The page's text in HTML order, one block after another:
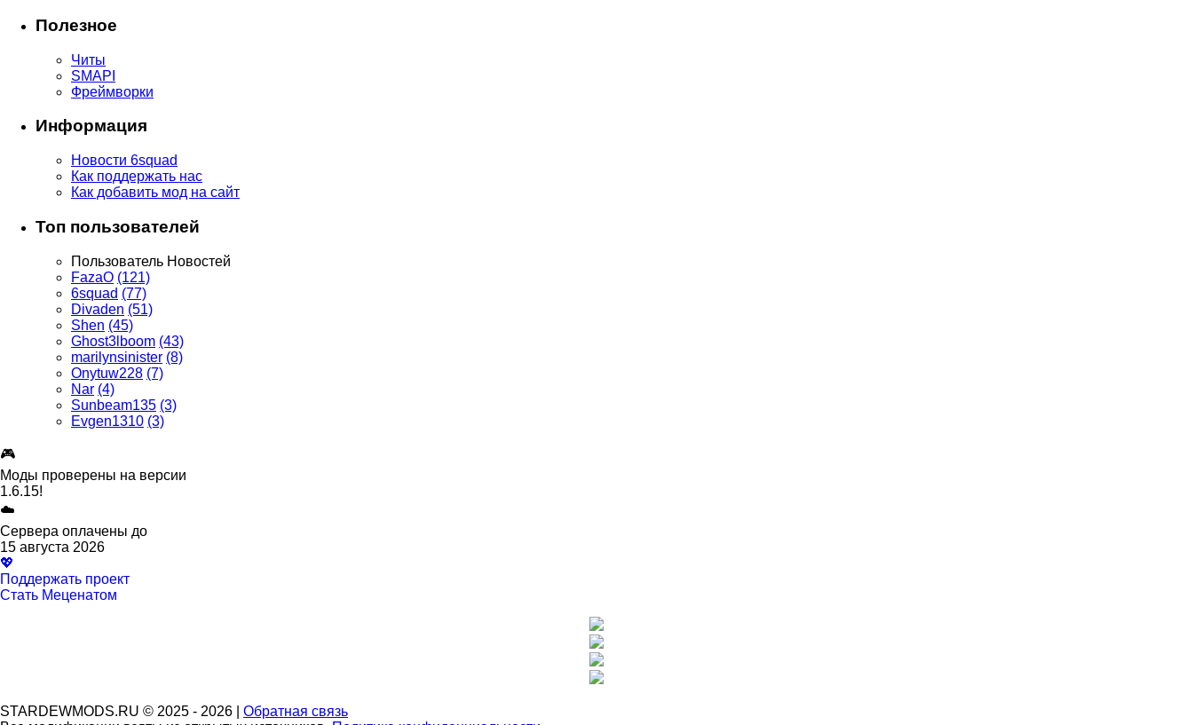
Полезное
Читы
SMAPI
Фреймворки
Информация
Новости 6squad
Как поддержать нас
Как добавить мод на сайт
Топ пользователей
Пользователь Новостей
FazaO (121)
6squad (77)
Divaden (51)
Shen (45)
Ghost3lboom (43)
marilynsinister (8)
Onytuw228 (7)
Nar (4)
Sunbeam135 (3)
Evgen1310 (3)
🎮
Моды проверены на версии
1.6.15!
☁️
Сервера оплачены до
15 августа 2026
💖
Поддержать проект
Стать Меценатом
STARDEWMODS.RU © 2025 - 2026 | Обратная связь